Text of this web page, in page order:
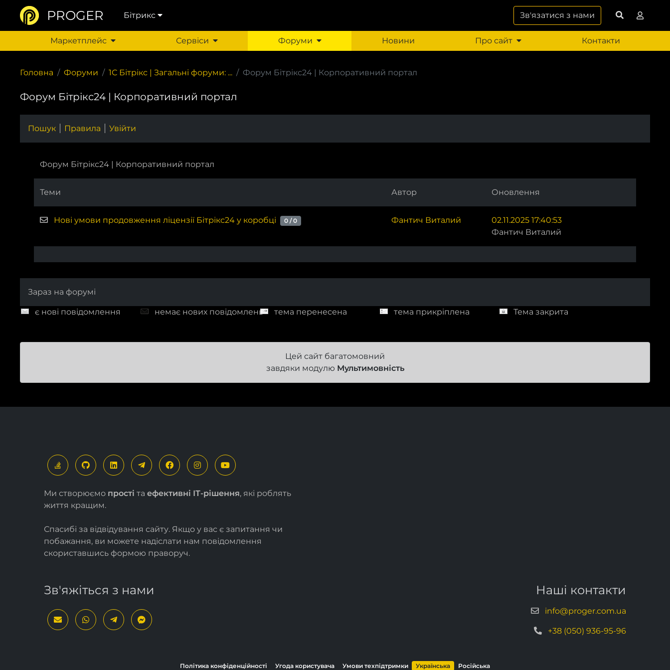
PROGER Бітрикс Зв'язатися з нами
Маркетплейс Сервіси Форуми Новини Про сайт Контакти
Головна Форуми 1С Бітрікс | Загальні форуми: ... Форум Бітрікс24 | Корпоративний портал
Форум Бітрікс24 | Корпоративний портал
Пошук Правила Увійти
Форум Бітрікс24 | Корпоративний портал
Теми Автор Оновлення
Нові умови продовження ліцензії Бітрікс24 у коробці 0 / 0 Фантич Виталий
02.11.2025 17:40:53
Фантич Виталий
Зараз на форумі
є нові повідомлення немає нових повідомлень тема перенесена тема прикріплена Тема закрита
Цей сайт багатомовний
завдяки модулю Мультимовність
Ми створюємо прості та ефективні ІТ-рішення, які роблять
життя кращим.
Спасибі за відвідування сайту. Якщо у вас є запитання чи
побажання, ви можете надіслати нам повідомлення
скориставшись формою праворуч.
Зв'яжіться з нами Наші контакти
info@proger.com.ua
+38 (050) 936-95-96
Політика конфіденційності Угода користувача Умови техпідтримки Українська Російська